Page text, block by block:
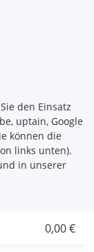
den Einsatz
uptain, Google
können die
links unten).
in unserer
0,00 €